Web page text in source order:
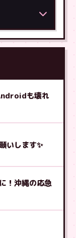
も壊れ
いします✨
！沖縄の応急